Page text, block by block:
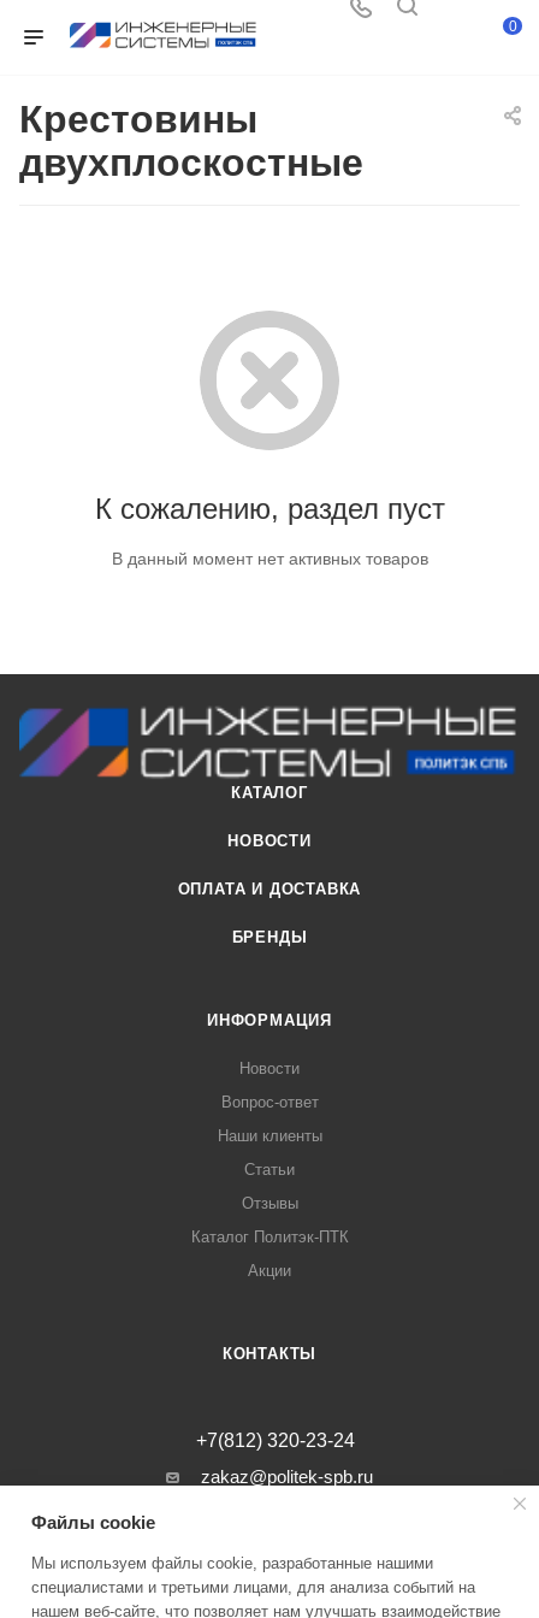
0
Крестовины
двухплоскостные
К сожалению, раздел пуст
В данный момент нет активных товаров
КАТАЛОГ
НОВОСТИ
ОПЛАТА И ДОСТАВКА
БРЕНДЫ
ИНФОРМАЦИЯ
Новости
Вопрос-ответ
Наши клиенты
Статьи
Отзывы
Каталог Политэк-ПТК
Акции
КОНТАКТЫ
+7(812) 320-23-24
zakaz@politek-spb.ru
г. Санкт-Петербург, Минеральная ул, д.
Файлы cookie
Мы используем файлы cookie, разработанные нашими
специалистами и третьими лицами, для анализа событий на
нашем веб-сайте, что позволяет нам улучшать взаимодействие